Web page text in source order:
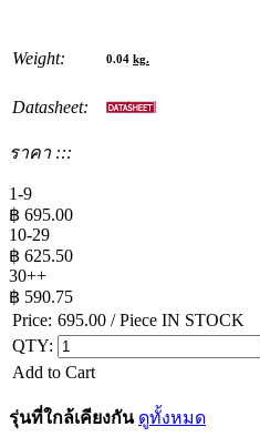
Weight: 0.04 kg.
Datasheet:
ราคา :::
1-9
฿ 695.00
10-29
฿ 625.50
30++
฿ 590.75
Price: 695.00 / Piece IN STOCK
QTY:
Add to Cart
รุ่นที่ใกล้เคียงกัน ดูทั้งหมด